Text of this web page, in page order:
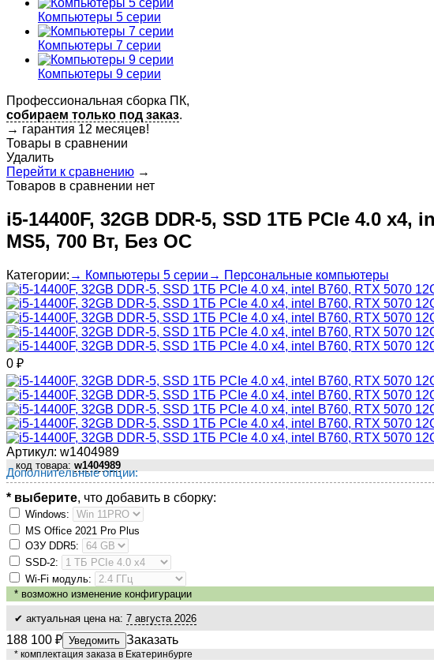
Компьютеры 5 серии
Компьютеры 7 серии
Компьютеры 9 серии
Профессиональная сборка ПК,
собираем только под заказ.
→ гарантия 12 месяцев!
Товары в сравнении
Удалить
Перейти к сравнению →
Товаров в сравнении нет
i5-14400F, 32GB DDR-5, SSD 1ТБ PCIe 4.0 x4,
MS5, 700 Вт, Без ОС
Категории: → Компьютеры 5 серии → Персональные компьютеры
0 ₽
Артикул: w1404989
код товара: w1404989
Дополнительные опции:
* выберите, что добавить в сборку:
Windows:
MS Оffiсе 2021 Рrо Рlus
ОЗУ DDR5:
SSD-2:
Wi-Fi модуль:
* возможно изменение конфигурации
✔ актуальная цена на: 7 августа 2026
188 100 ₽ Уведомить Заказать
* комплектация заказа в Екатеринбурге